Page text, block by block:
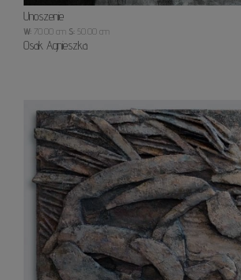
Unoszenie
W: 70.00 cm S: 50.00 cm
Osak Agnieszka